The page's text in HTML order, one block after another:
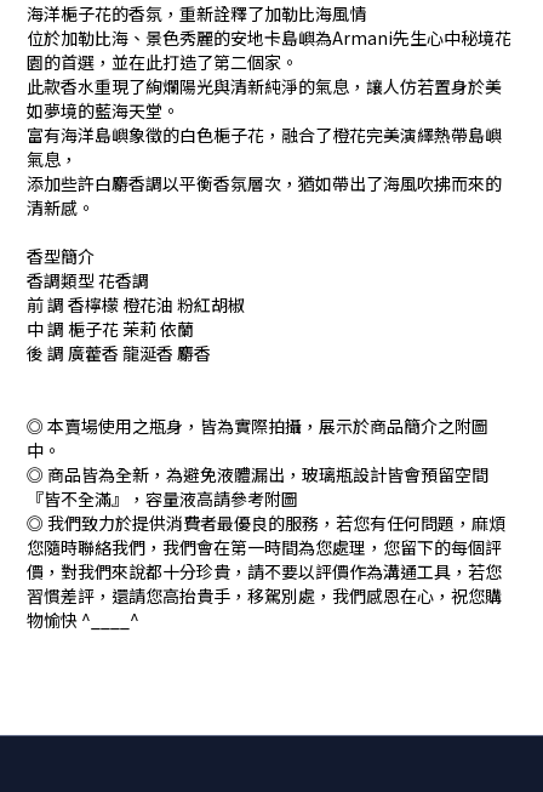
海洋梔子花的香氛，重新詮釋了加勒比海風情
位於加勒比海、景色秀麗的安地卡島嶼為Armani先生心中秘境花
園的首選，並在此打造了第二個家。
此款香水重現了絢爛陽光與清新純淨的氣息，讓人仿若置身於美
如夢境的藍海天堂。
富有海洋島嶼象徵的白色梔子花，融合了橙花完美演繹熱帶島嶼
氣息，
添加些許白麝香調以平衡香氛層次，猶如帶出了海風吹拂而來的
清新感。
香型簡介
香調類型 花香調
前 調 香檸檬 橙花油 粉紅胡椒
中 調 梔子花 茉莉 依蘭
後 調 廣藿香 龍涎香 麝香
◎ 本賣場使用之瓶身，皆為實際拍攝，展示於商品簡介之附圖
中。
◎ 商品皆為全新，為避免液體漏出，玻璃瓶設計皆會預留空間
『皆不全滿』，容量液高請參考附圖
◎ 我們致力於提供消費者最優良的服務，若您有任何問題，麻煩
您隨時聯絡我們，我們會在第一時間為您處理，您留下的每個評
價，對我們來說都十分珍貴，請不要以評價作為溝通工具，若您
習慣差評，還請您高抬貴手，移駕別處，我們感恩在心，祝您購
物愉快 ^____^